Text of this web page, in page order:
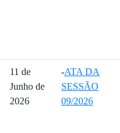
11 de
Junho de
2026
-ATA DA
SESSÃO
09/2026